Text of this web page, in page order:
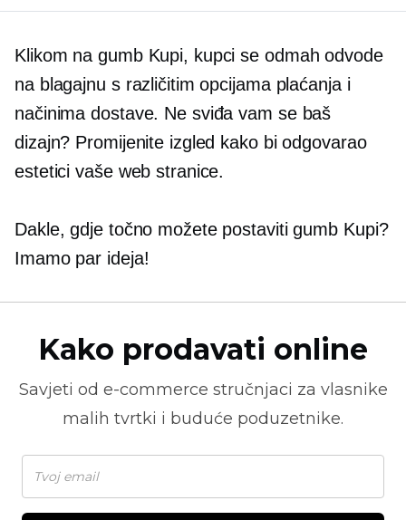
Klikom na gumb Kupi, kupci se odmah odvode
na blagajnu s različitim opcijama plaćanja i
načinima dostave. Ne sviđa vam se baš
dizajn? Promijenite izgled kako bi odgovarao
estetici vaše web stranice.
Dakle, gdje točno možete postaviti gumb Kupi?
Imamo par ideja!
Kako prodavati online
Savjeti od e-commerce stručnjaci za vlasnike
malih tvrtki i buduće poduzetnike.